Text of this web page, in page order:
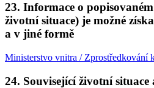
23. Informace o
životní situace) je možné
a v jiné formě
Ministerstvo vnitra / Zprostředkování
24. Související životní